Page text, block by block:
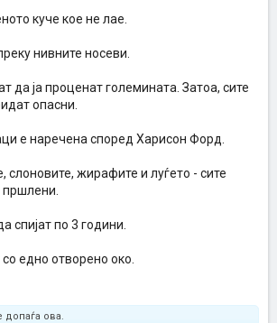
куче кое не лае.
нивните носеви.
да ја проценат големината. Затоа, сите
опасни.
е наречена според Харисон Форд.
слоновите, жирафите и луѓето - сите
спијат по 3 години.
едно отворено око.
допаѓа ова.